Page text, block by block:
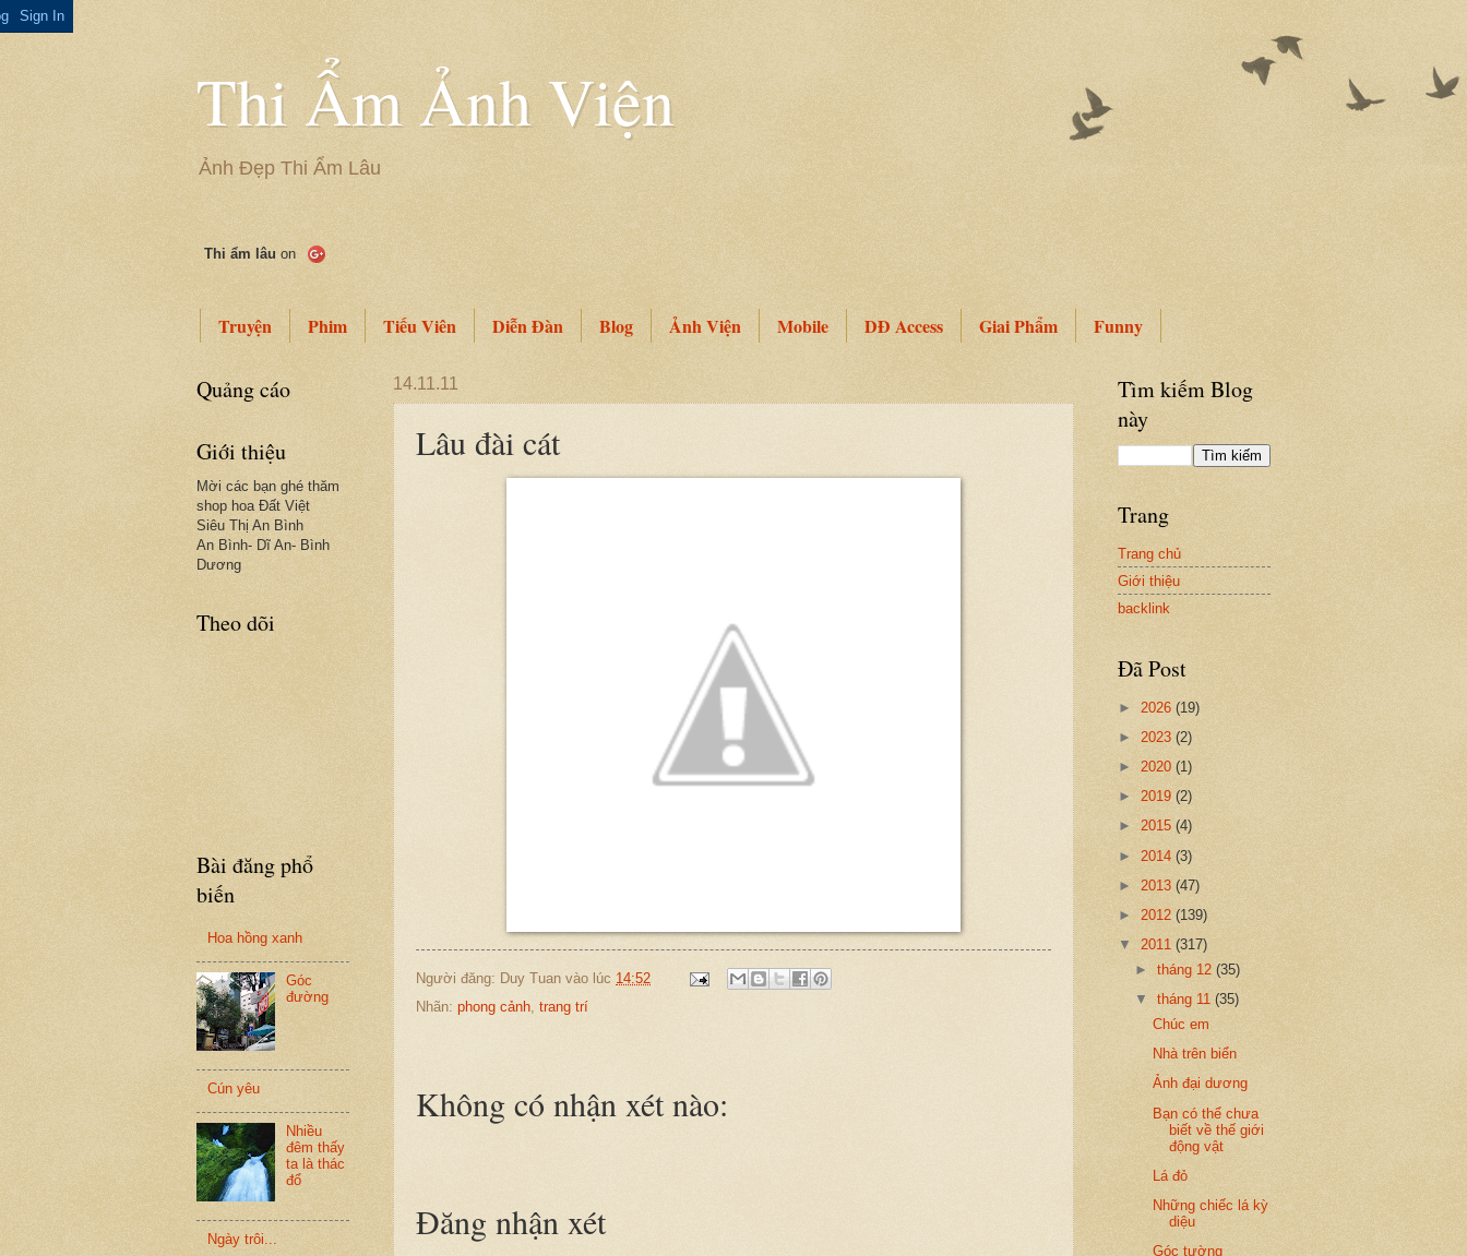
Thi Ẩm Ảnh Viện
Ảnh Đẹp Thi Ẩm Lâu
Thi ẩm lâu on
Truyện Phim Tiếu Viên Diễn Đàn Blog Ảnh Viện Mobile DĐ Access Giai Phẩm Funny
14.11.11
Lâu đài cát
Người đăng: Duy Tuan vào lúc 14:52
Nhãn: phong cảnh, trang trí
Không có nhận xét nào:
Đăng nhận xét
Quảng cáo
Giới thiệu
Mời các bạn ghé thăm
shop hoa Đất Việt
Siêu Thị An Bình
An Bình- Dĩ An- Bình
Dương
Theo dõi
Bài đăng phổ
biến
Hoa hồng xanh
Góc
đường
Cún yêu
Nhiều
đêm thấy
ta là thác
đổ
Ngày trôi...
Tìm kiếm Blog
này
Trang
Trang chủ
Giới thiệu
backlink
Đã Post
► 2026 (19)
► 2023 (2)
► 2020 (1)
► 2019 (2)
► 2015 (4)
► 2014 (3)
► 2013 (47)
► 2012 (139)
▼ 2011 (317)
►tháng 12(35)
▼tháng 11(35)
Chúc em
Nhà trên biển
Ảnh đại dương
Bạn có thể chưa
biết về thế giới
động vật
Lá đỏ
Những chiếc lá kỳ
diệu
Góc tường